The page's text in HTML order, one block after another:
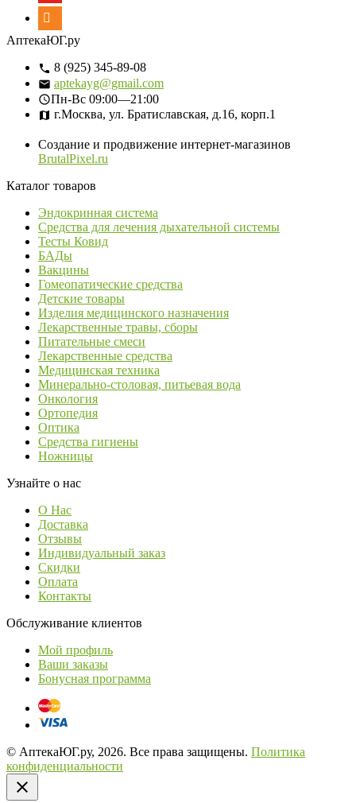
АптекаЮГ.ру
8 (925) 345-89-08
aptekayg@gmail.com
Пн-Вс 09:00—21:00
г.Москва, ул. Братиславская, д.16, корп.1
Создание и продвижение интернет-магазинов
BrutalPixel.ru
Каталог товаров
Эндокринная система
Средства для лечения дыхательной системы
Тесты Ковид
БАДы
Вакцины
Гомеопатические средства
Детские товары
Изделия медицинского назначения
Лекарственные травы, сборы
Питательные смеси
Лекарственные средства
Медицинская техника
Минерально-столовая, питьевая вода
Онкология
Ортопедия
Оптика
Средства гигиены
Ножницы
Узнайте о нас
О Нас
Доставка
Отзывы
Индивидуальный заказ
Скидки
Оплата
Контакты
Обслуживание клиентов
Мой профиль
Ваши заказы
Бонусная программа
© АптекаЮГ.ру, 2026. Все права защищены. Политика
конфиденциальности